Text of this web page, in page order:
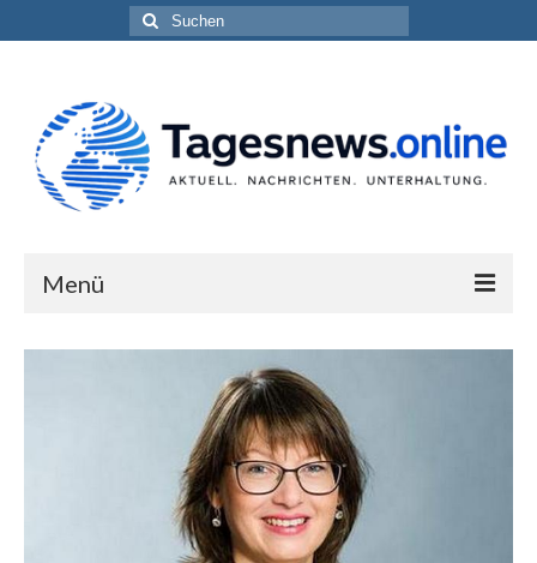
Suchen
nach:
Menü
Impressum
Datenschutzerklärung